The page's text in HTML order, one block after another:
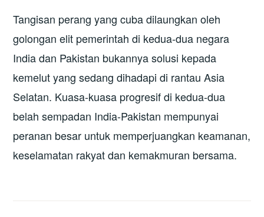
Tangisan perang yang cuba dilaungkan oleh
golongan elit pemerintah di kedua-dua negara
India dan Pakistan bukannya solusi kepada
kemelut yang sedang dihadapi di rantau Asia
Selatan. Kuasa-kuasa progresif di kedua-dua
belah sempadan India-Pakistan mempunyai
peranan besar untuk memperjuangkan keamanan,
keselamatan rakyat dan kemakmuran bersama.